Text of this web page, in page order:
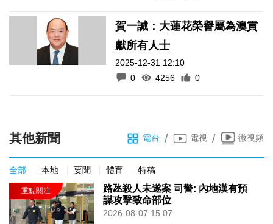
賀一誠：大蓮花榮譽屬為澳貢
獻所有人士
2025-12-31 12:10
0
4256 0
其他新聞 電台 / 電視 / 微視頻
全部 本地 要聞 體育 特稿
路氹殺人未遂案 司警: 內地漢有預
謀攻擊致命部位
2026-08-07 15:07